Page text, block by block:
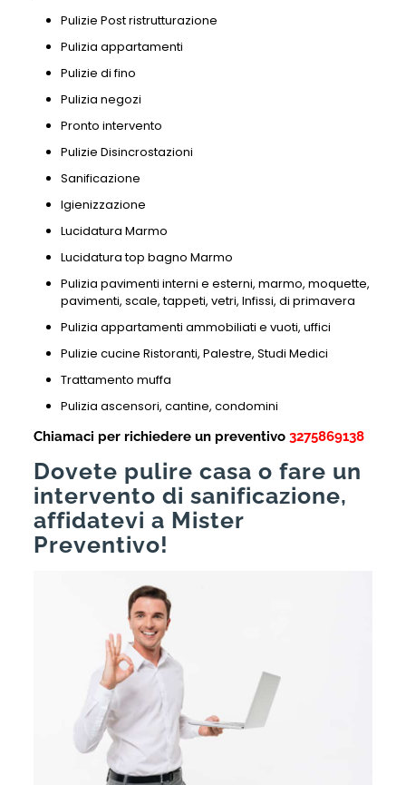
Pulizie Post ristrutturazione
Pulizia appartamenti
Pulizie di fino
Pulizia negozi
Pronto intervento
Pulizie Disincrostazioni
Sanificazione
Igienizzazione
Lucidatura Marmo
Lucidatura top bagno Marmo
Pulizia pavimenti interni e esterni, marmo, moquette,
pavimenti, scale, tappeti, vetri, Infissi, di primavera
Pulizia appartamenti ammobiliati e vuoti, uffici
Pulizie cucine Ristoranti, Palestre, Studi Medici
Trattamento muffa
Pulizia ascensori, cantine, condomini
Chiamaci per richiedere un preventivo 3275869138
Dovete pulire casa o fare un
intervento di sanificazione,
affidatevi a Mister
Preventivo!